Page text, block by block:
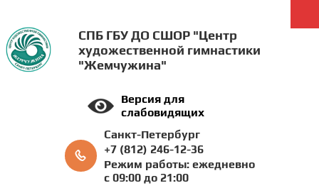
СПБ ГБУ ДО СШОР "Центр
художественной гимнастики
"Жемчужина"
Версия для
слабовидящих
Санкт-Петербург
+7 (812) 246-12-36
Режим работы: ежедневно
с 09:00 до 21:00